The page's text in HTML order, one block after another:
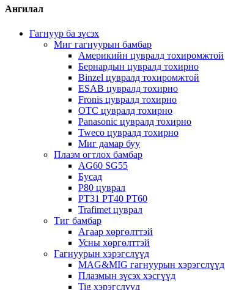
Ангилал
Гагнуур ба зүсэх
Миг гагнуурын бамбар
Америкийн цувралд тохиромжтой
Бернардын цувралд тохирно
Binzel цувралд тохиромжтой
ESAB цувралд тохирно
Fronis цувралд тохирно
OTC цувралд тохирно
Panasonic цувралд тохирно
Tweco цувралд тохирно
Миг дамар буу
Плазм огтлох бамбар
AG60 SG55
Бусад
P80 цуврал
PT31 PT40 PT60
Trafimet цуврал
Тиг бамбар
Агаар хөргөлттэй
Усны хөргөлттэй
Гагнуурын хэрэгслүүд
MAG&MIG гагнуурын хэрэгслүүд
Плазмын зүсэх хэсгүүд
Tig хэрэгслүүд